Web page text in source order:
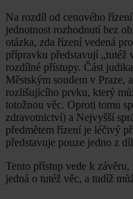
Na rozdíl od cenového
jednotnost rozhodnutí bez
otázka, zda řízení vedená
přípravku představují
rozdílné přístupy. Část
Městským soudem v Praze,
rozlišujícího prvku, který
totožnou věc. Oproti tomu
zdravotnictví) a Nejvyšší
předmětem řízení je léčivý
představuje pouze jedno z
Tento přístup vede k
jedná o tutéž věc, a tudíž